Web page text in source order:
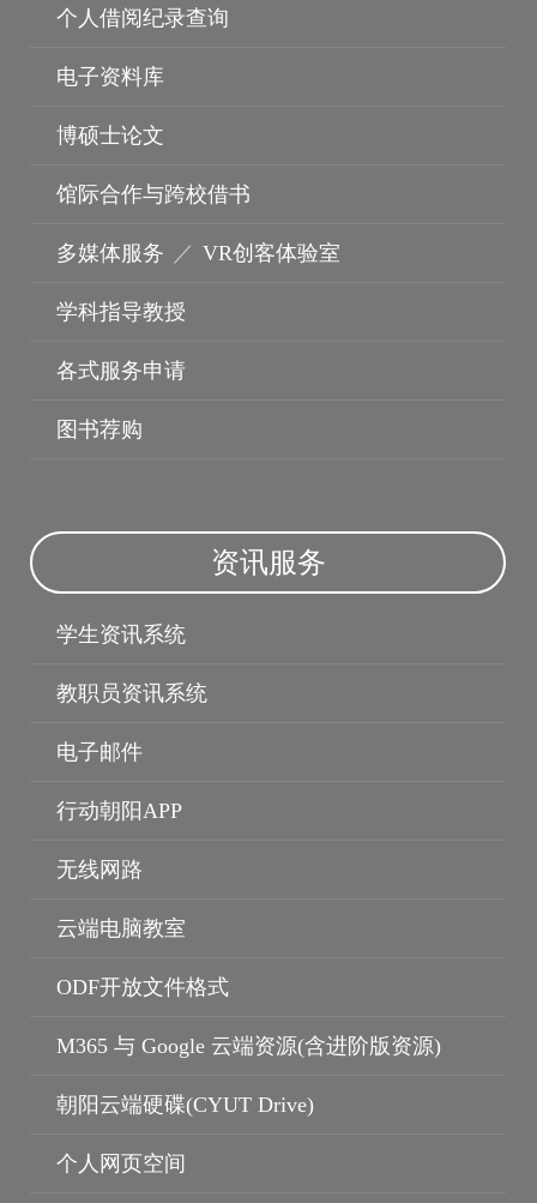
个人借阅纪录查询
电子资料库
博硕士论文
馆际合作与跨校借书
多媒体服务 ／ VR创客体验室
学科指导教授
各式服务申请
图书荐购
资讯服务
学生资讯系统
教职员资讯系统
电子邮件
行动朝阳APP
无线网路
云端电脑教室
ODF开放文件格式
M365 与 Google 云端资源(含进阶版资源)
朝阳云端硬碟(CYUT Drive)
个人网页空间